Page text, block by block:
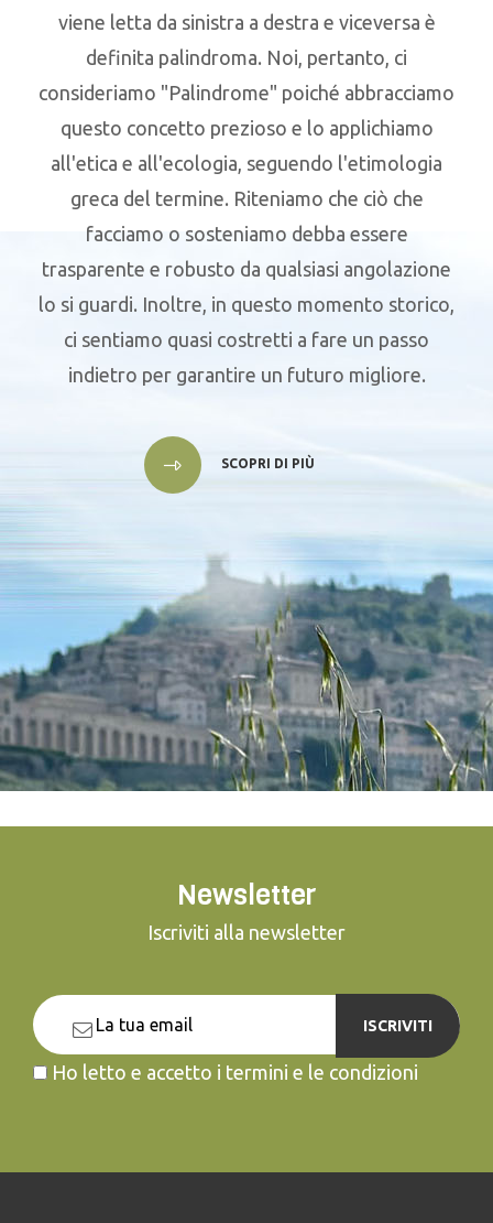
viene letta da sinistra a destra e viceversa è
definita palindroma. Noi, pertanto, ci
consideriamo "Palindrome" poiché abbracciamo
questo concetto prezioso e lo applichiamo
all'etica e all'ecologia, seguendo l'etimologia
greca del termine. Riteniamo che ciò che
facciamo o sosteniamo debba essere
trasparente e robusto da qualsiasi angolazione
lo si guardi. Inoltre, in questo momento storico,
ci sentiamo quasi costretti a fare un passo
indietro per garantire un futuro migliore.
SCOPRI DI PIÙ
Newsletter
Iscriviti alla newsletter
ISCRIVITI
Ho letto e accetto i termini e le condizioni